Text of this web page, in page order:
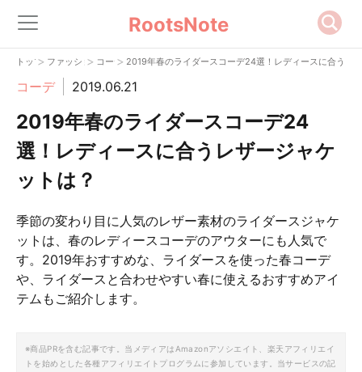
RootsNote
トップ
> ファッション
> コーデ
> 2019年春のライダースコーデ24選！レディースに合うレ
コーデ 2019.06.21
2019年春のライダースコーデ24
選！レディースに合うレザージャケ
ットは？
季節の変わり目に人気のレザー素材のライダースジャケ
ットは、春のレディースコーデのアウターにも人気で
す。2019年おすすめな、ライダースを使った春コーデ
や、ライダースと合わせやすい春に使えるおすすめアイ
テムもご紹介します。
※商品PRを含む記事です。当メディアはAmazonアソシエイト、楽天アフィリエイ
トを始めとした各種アフィリエイトプログラムに参加しています。当サービスの記